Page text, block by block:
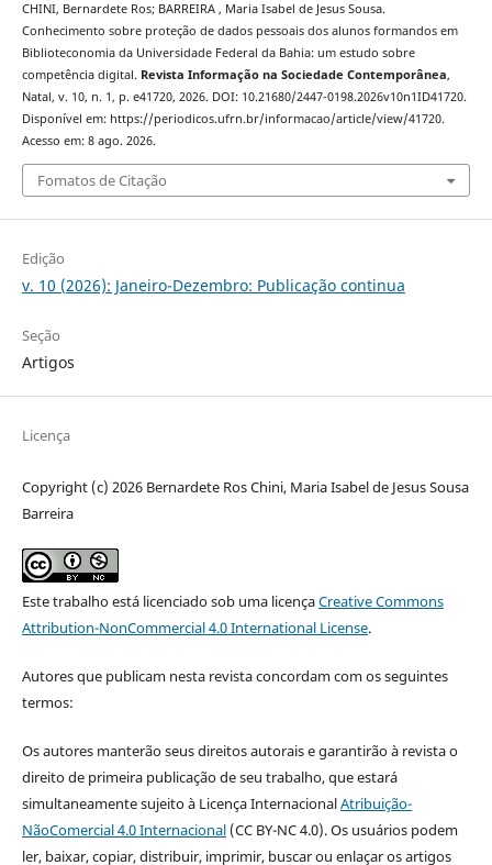
CHINI, Bernardete Ros; BARREIRA , Maria Isabel de Jesus Sousa.
Conhecimento sobre proteção de dados pessoais dos alunos formandos em
Biblioteconomia da Universidade Federal da Bahia: um estudo sobre
competência digital. Revista Informação na Sociedade Contemporânea,
Natal, v. 10, n. 1, p. e41720, 2026. DOI: 10.21680/2447-0198.2026v10n1ID41720.
Disponível em: https://periodicos.ufrn.br/informacao/article/view/41720.
Acesso em: 8 ago. 2026.
Fomatos de Citação
Edição
v. 10 (2026): Janeiro-Dezembro: Publicação continua
Seção
Artigos
Licença
Copyright (c) 2026 Bernardete Ros Chini, Maria Isabel de Jesus Sousa
Barreira
Este trabalho está licenciado sob uma licençaCreative Commons
Attribution-NonCommercial 4.0 International License.
Autores que publicam nesta revista concordam com os seguintes
termos:
Os autores manterão seus direitos autorais e garantirão à revista o
direito de primeira publicação de seu trabalho, que estará
simultaneamente sujeito à Licença InternacionalAtribuição-
NãoComercial 4.0 Internacional(CC BY-NC 4.0). Os usuários podem
ler, baixar, copiar, distribuir, imprimir, buscar ou enlaçar os artigos